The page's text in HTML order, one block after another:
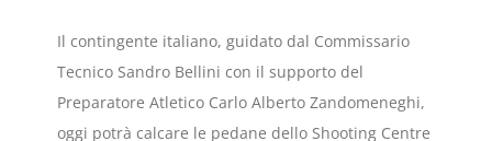
Il contingente italiano, guidato dal Commissario
Tecnico Sandro Bellini con il supporto del
Preparatore Atletico Carlo Alberto Zandomeneghi,
oggi potrà calcare le pedane dello Shooting Centre